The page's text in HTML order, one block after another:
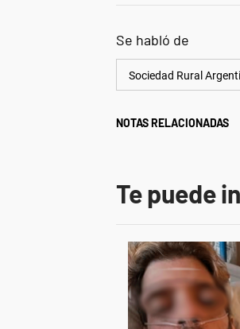
Se habló de
Sociedad Rural
NOTAS RELACIONADAS
Te puede